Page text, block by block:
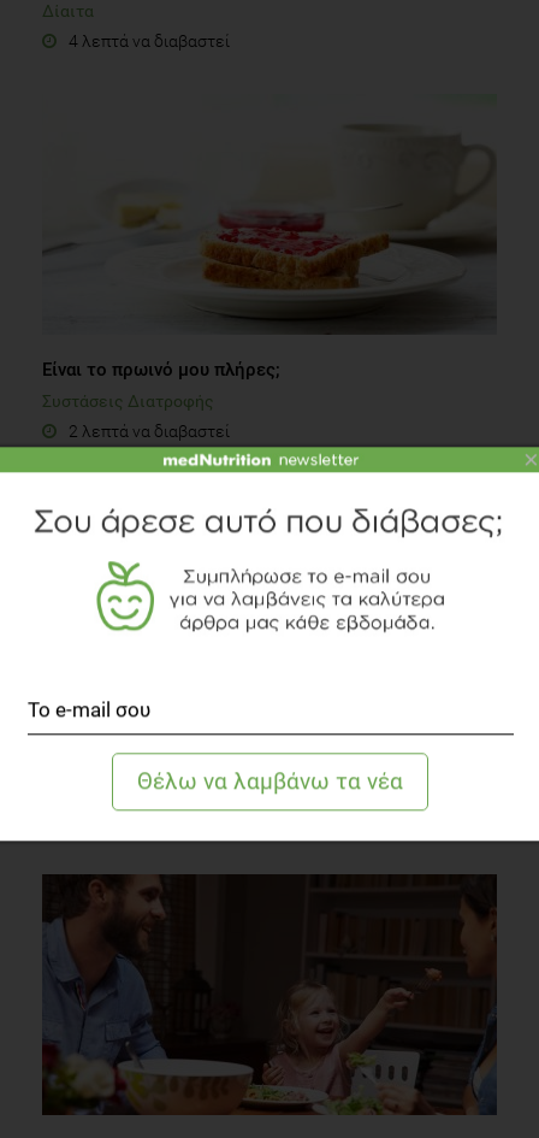
Δίαιτα
4 λεπτά να διαβαστεί
Eίναι το πρωινό μου πλήρες;
Συστάσεις Διατροφής
2 λεπτά να διαβαστεί
Ευαισθησία στο Aλάτι
×